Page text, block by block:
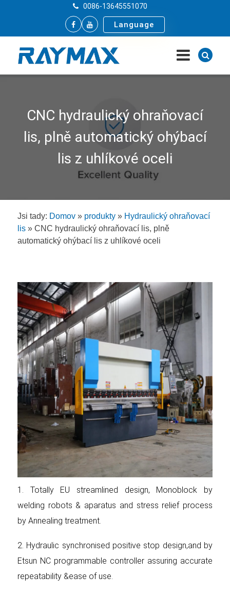
0086-13645551070
Language
CNC hydraulický ohraňovací
lis, plně automatický ohýbací
lis z uhlíkové oceli
Jsi tady: Domov » produkty » Hydraulický ohraňovací
lis » CNC hydraulický ohraňovací lis, plně
automatický ohýbací lis z uhlíkové oceli
1. Totally EU streamlined design, Monoblock by
welding robots & aparatus and stress relief process
by Annealing treatment.
2. Hydraulic synchronised positive stop design,and by
Etsun NC programmable controller assuring accurate
repeatability &ease of use.